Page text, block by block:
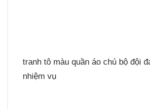
tranh tô màu quần áo chú bộ đội
nhiệm vụ